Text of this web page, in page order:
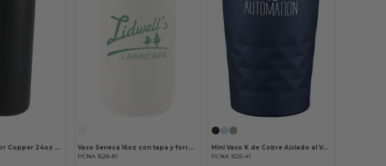
Vaso Aislante Thor Copper 24oz Flip Straw Lid
Vaso Seneca 16oz con tapa y forro de cerámica
PCNA 1628-81
Mini Vaso K de Cobre Aislado al Vacío 14oz
PCNA 1625-41